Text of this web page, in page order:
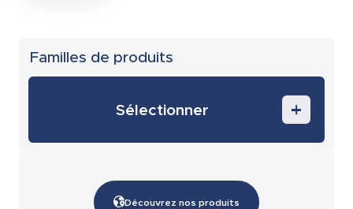
Familles de produits
Sélectionner
Équipements de sécurité
Accessoires de câblage
Découvrez nos produits